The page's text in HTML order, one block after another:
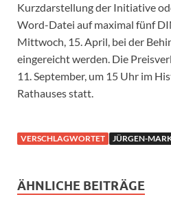
Kurzdarstellung der Initiative
Word-Datei auf maximal fünf
Mittwoch, 15. April, bei der
eingereicht werden. Die
11. September, um 15 Uhr im
Rathauses statt.
VERSCHLAGWORTET JÜRGEN-
ÄHNLICHE BEITRÄGE